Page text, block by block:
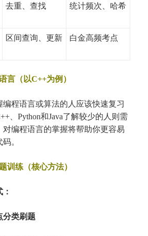
去重、查找 统计频次、哈希
区间查询、更新 白金高频考点
言（以C++为例）
编程语言或算法的人应该快速复习
、Python和Java了解较少的人则需
对编程语言的掌握将帮助你更容易
。
训练（核心方法）
分类刷题